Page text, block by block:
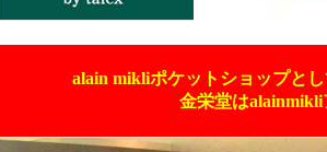
alain mikliポケットショップと
金栄堂は